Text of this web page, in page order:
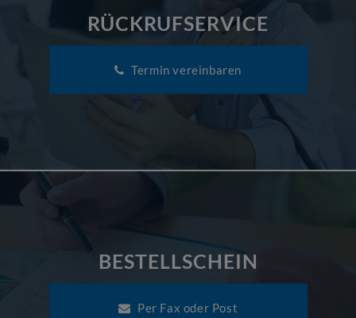
RÜCKRUFSERVICE
Termin vereinbaren
BESTELLSCHEIN
Per Fax oder Post